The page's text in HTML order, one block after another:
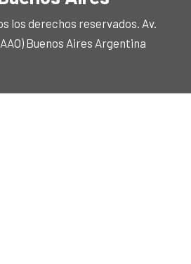
los derechos reservados. Av.
Buenos Aires Argentina